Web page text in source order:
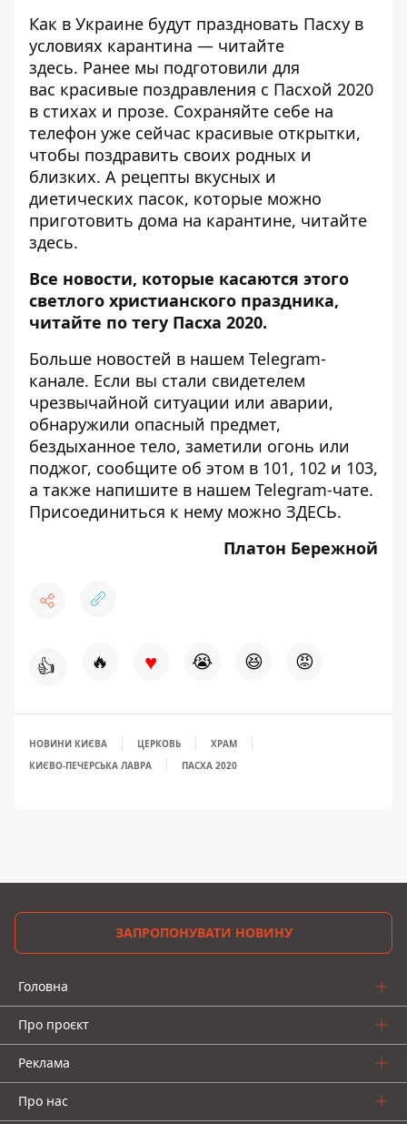
Как в Украине будут праздновать Пасху в
условиях карантина — читайте
здесь. Ранее мы подготовили для
вас красивые поздравления с Пасхой 2020
в стихах и прозе. Сохраняйте себе на
телефон уже сейчас красивые открытки,
чтобы поздравить своих родных и
близких. А рецепты вкусных и
диетических пасок, которые можно
приготовить дома на карантине, читайте
здесь.
Все новости, которые касаются этого
светлого христианского праздника,
читайте по тегу Пасха 2020.
Больше новостей в нашем Telegram-
канале. Если вы стали свидетелем
чрезвычайной ситуации или аварии,
обнаружили опасный предмет,
бездыханное тело, заметили огонь или
поджог, сообщите об этом в 101, 102 и 103,
а также напишите в нашем Telegram-чате.
Присоединиться к нему можно ЗДЕСЬ.
Платон Бережной
👍 🔥 ♥ 😭 😆 😡
НОВИНИ КИЄВА ЦЕРКОВЬ
ХРАМ
КИЄВО-ПЕЧЕРСЬКА ЛАВРА
ПАСХА 2020
ЗАПРОПОНУВАТИ НОВИНУ
Головна
Про проєкт
Реклама
Про нас